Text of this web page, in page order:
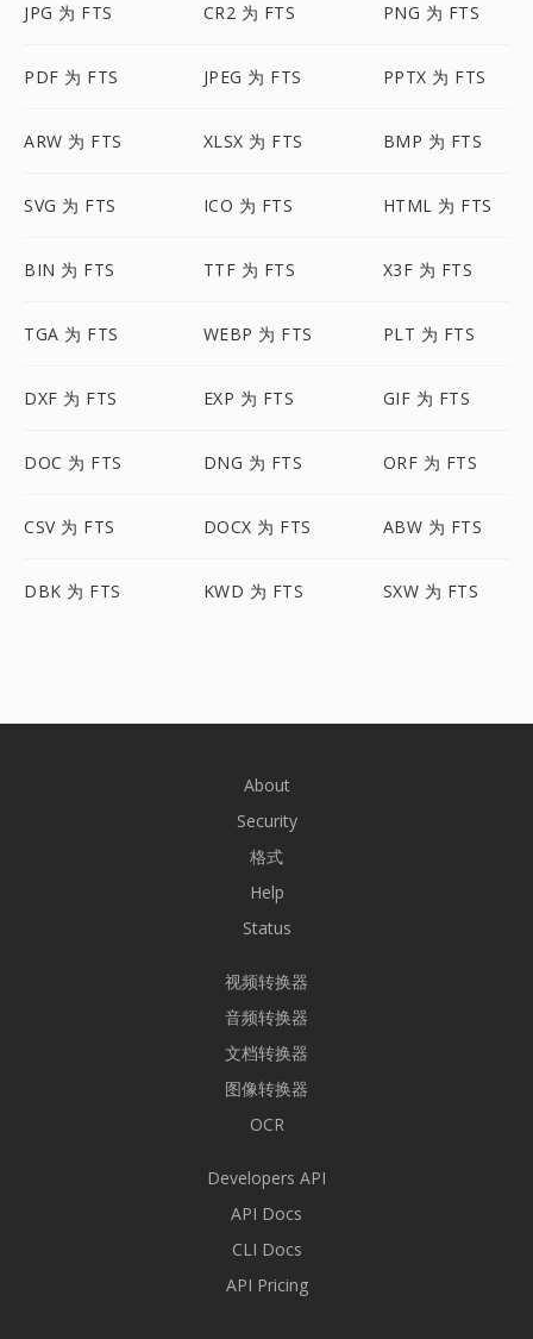
JPG 为 FTS CR2 为 FTS PNG 为 FTS
PDF 为 FTS JPEG 为 FTS PPTX 为 FTS
ARW 为 FTS XLSX 为 FTS BMP 为 FTS
SVG 为 FTS ICO 为 FTS HTML 为 FTS
BIN 为 FTS TTF 为 FTS X3F 为 FTS
TGA 为 FTS WEBP 为 FTS PLT 为 FTS
DXF 为 FTS EXP 为 FTS GIF 为 FTS
DOC 为 FTS DNG 为 FTS ORF 为 FTS
CSV 为 FTS DOCX 为 FTS ABW 为 FTS
DBK 为 FTS KWD 为 FTS SXW 为 FTS
About
Security
格式
Help
Status
视频转换器
音频转换器
文档转换器
图像转换器
OCR
Developers API
API Docs
CLI Docs
API Pricing